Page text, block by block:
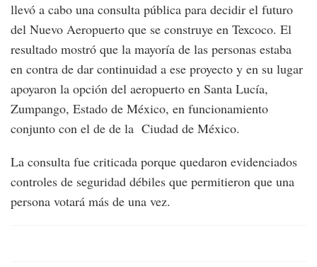
llevó a cabo una consulta pública para decidir el futuro
del Nuevo Aeropuerto que se construye en Texcoco. El
resultado mostró que la mayoría de las personas estaba
en contra de dar continuidad a ese proyecto y en su lugar
apoyaron la opción del aeropuerto en Santa Lucía,
Zumpango, Estado de México, en funcionamiento
conjunto con el de de la Ciudad de México.
La consulta fue criticada porque quedaron evidenciados
controles de seguridad débiles que permitieron que una
persona votará más de una vez.